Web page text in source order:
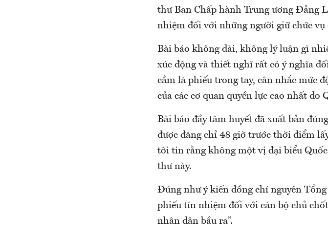
thư Ban Chấp hành Trung ương Đảng
nhiệm đối với những người giữ chức vụ
Bài báo không dài, không lý luận gì
xúc động và thiết nghĩ rất có ý nghĩa
cầm lá phiếu trong tay, cân nhắc mức
của các cơ quan quyền lực cao nhất do
Bài báo đầy tâm huyết đã xuất bản
được đăng chỉ 48 giờ trước thời điểm
tôi tin rằng không một vị đại biểu
thư này.
Đúng như ý kiến đồng chí nguyên
phiếu tín nhiệm đối với cán bộ chủ
nhân dân bầu ra”.